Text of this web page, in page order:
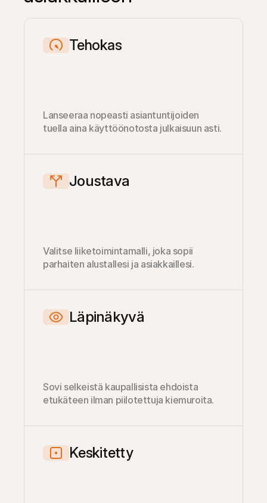
Tehokas
Lanseeraa nopeasti asiantuntijoiden
tuella aina käyttöönotosta julkaisuun asti.
Joustava
Valitse liiketoimintamalli, joka sopii
parhaiten alustallesi ja asiakkaillesi.
Läpinäkyvä
Sovi selkeistä kaupallisista ehdoista
etukäteen ilman piilotettuja kiemuroita.
Keskitetty